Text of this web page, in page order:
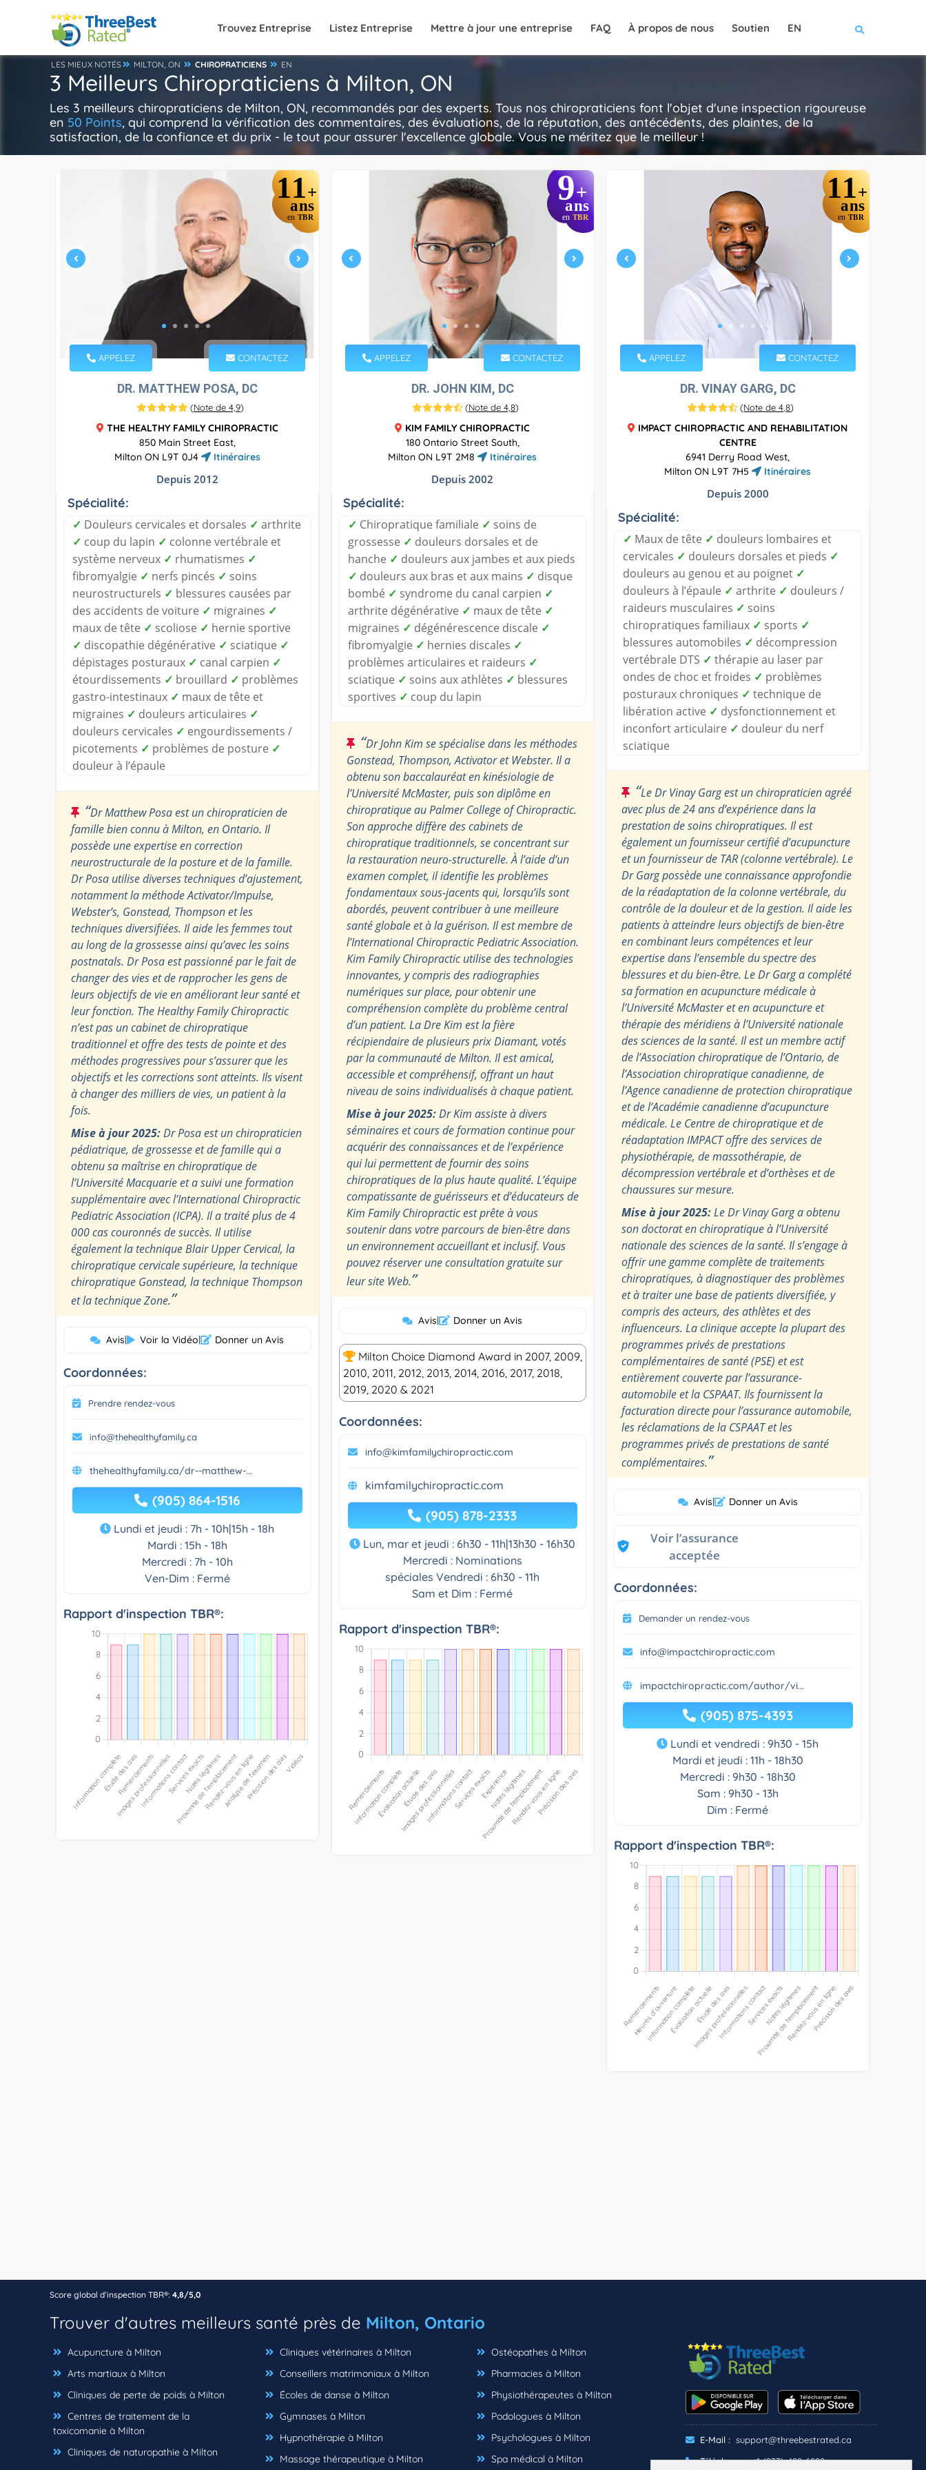
Trouvez Entreprise Listez Entreprise Mettre à jour une entreprise FAQ À propos de nous Soutien EN
LES MIEUX NOTÉS MILTON, ON CHIROPRATICIENS EN
3 Meilleurs Chiropraticiens à Milton, ON
Les 3 meilleurs chiropraticiens de Milton, ON, recommandés par des experts. Tous nos chiropraticiens font l'objet d'une inspection rigoureuse
en 50 Points, qui comprend la vérification des commentaires, des évaluations, de la réputation, des antécédents, des plaintes, de la
satisfaction, de la confiance et du prix - le tout pour assurer l'excellence globale. Vous ne méritez que le meilleur !
11+
ans
en TBR
APPELEZ CONTACTEZ
DR. MATTHEW POSA, DC
(Note de 4,9)
THE HEALTHY FAMILY CHIROPRACTIC
850 Main Street East,
Milton ON L9T 0J4
Itinéraires
Depuis 2012
Spécialité:
✓ Douleurs cervicales et dorsales ✓ arthrite
✓ coup du lapin ✓ colonne vertébrale et
système nerveux ✓ rhumatismes ✓
fibromyalgie ✓ nerfs pincés ✓ soins
neurostructurels ✓ blessures causées par
des accidents de voiture ✓ migraines ✓
maux de tête ✓ scoliose ✓ hernie sportive
✓ discopathie dégénérative ✓ sciatique ✓
dépistages posturaux ✓ canal carpien ✓
étourdissements ✓ brouillard ✓ problèmes
gastro-intestinaux ✓ maux de tête et
migraines ✓ douleurs articulaires ✓
douleurs cervicales ✓ engourdissements /
picotements ✓ problèmes de posture ✓
douleur à l’épaule
“Dr Matthew Posa est un chiropraticien de
famille bien connu à Milton, en Ontario. Il
possède une expertise en correction
neurostructurale de la posture et de la famille.
Dr Posa utilise diverses techniques d’ajustement,
notamment la méthode Activator/Impulse,
Webster’s, Gonstead, Thompson et les
techniques diversifiées. Il aide les femmes tout
au long de la grossesse ainsi qu’avec les soins
postnatals. Dr Posa est passionné par le fait de
changer des vies et de rapprocher les gens de
leurs objectifs de vie en améliorant leur santé et
leur fonction. The Healthy Family Chiropractic
n’est pas un cabinet de chiropratique
traditionnel et offre des tests de pointe et des
méthodes progressives pour s’assurer que les
objectifs et les corrections sont atteints. Ils visent
à changer des milliers de vies, un patient à la
fois.
Mise à jour 2025:Dr Posa est un chiropraticien
pédiatrique, de grossesse et de famille qui a
obtenu sa maîtrise en chiropratique de
l’Université Macquarie et a suivi une formation
supplémentaire avec l’International Chiropractic
Pediatric Association (ICPA). Il a traité plus de 4
000 cas couronnés de succès. Il utilise
également la technique Blair Upper Cervical, la
chiropratique cervicale supérieure, la technique
chiropratique Gonstead, la technique Thompson
et la technique Zone.”
Avis| Voir la Vidéo| Donner un Avis
Coordonnées:
Prendre rendez-vous
info@thehealthyfamily.ca
thehealthyfamily.ca/dr--matthew-...
(905) 864-1516
Lundi et jeudi : 7h - 10h|15h - 18h
Mardi : 15h - 18h
Mercredi : 7h - 10h
Ven-Dim : Fermé
Rapport d'inspection TBR®:
9+
ans
en TBR
APPELEZ CONTACTEZ
DR. JOHN KIM, DC
(Note de 4,8)
KIM FAMILY CHIROPRACTIC
180 Ontario Street South,
Milton ON L9T 2M8
Itinéraires
Depuis 2002
Spécialité:
✓ Chiropratique familiale ✓ soins de
grossesse ✓ douleurs dorsales et de
hanche ✓ douleurs aux jambes et aux pieds
✓ douleurs aux bras et aux mains ✓ disque
bombé ✓ syndrome du canal carpien ✓
arthrite dégénérative ✓ maux de tête ✓
migraines ✓ dégénérescence discale ✓
fibromyalgie ✓ hernies discales ✓
problèmes articulaires et raideurs ✓
sciatique ✓ soins aux athlètes ✓ blessures
sportives ✓ coup du lapin
“Dr John Kim se spécialise dans les méthodes
Gonstead, Thompson, Activator et Webster. Il a
obtenu son baccalauréat en kinésiologie de
l’Université McMaster, puis son diplôme en
chiropratique au Palmer College of Chiropractic.
Son approche diffère des cabinets de
chiropratique traditionnels, se concentrant sur
la restauration neuro-structurelle. À l’aide d’un
examen complet, il identifie les problèmes
fondamentaux sous-jacents qui, lorsqu’ils sont
abordés, peuvent contribuer à une meilleure
santé globale et à la guérison. Il est membre de
l’International Chiropractic Pediatric Association.
Kim Family Chiropractic utilise des technologies
innovantes, y compris des radiographies
numériques sur place, pour obtenir une
compréhension complète du problème central
d’un patient. La Dre Kim est la fière
récipiendaire de plusieurs prix Diamant, votés
par la communauté de Milton. Il est amical,
accessible et compréhensif, offrant un haut
niveau de soins individualisés à chaque patient.
Mise à jour 2025:Dr Kim assiste à divers
séminaires et cours de formation continue pour
acquérir des connaissances et de l’expérience
qui lui permettent de fournir des soins
chiropratiques de la plus haute qualité. L’équipe
compatissante de guérisseurs et d’éducateurs de
Kim Family Chiropractic est prête à vous
soutenir dans votre parcours de bien-être dans
un environnement accueillant et inclusif. Vous
pouvez réserver une consultation gratuite sur
leur site Web.”
Avis| Donner un Avis
Milton Choice Diamond Award in 2007, 2009,
2010, 2011, 2012, 2013, 2014, 2016, 2017, 2018,
2019, 2020 & 2021
Coordonnées:
info@kimfamilychiropractic.com
kimfamilychiropractic.com
(905) 878-2333
Lun, mar et jeudi : 6h30 - 11h|13h30 - 16h30
Mercredi : Nominations
spéciales Vendredi : 6h30 - 11h
Sam et Dim : Fermé
Rapport d'inspection TBR®:
11+
ans
en TBR
APPELEZ CONTACTEZ
DR. VINAY GARG, DC
(Note de 4,8)
IMPACT CHIROPRACTIC AND REHABILITATION
CENTRE
6941 Derry Road West,
Milton ON L9T 7H5
Itinéraires
Depuis 2000
Spécialité:
✓ Maux de tête ✓ douleurs lombaires et
cervicales ✓ douleurs dorsales et pieds ✓
douleurs au genou et au poignet ✓
douleurs à l’épaule ✓ arthrite ✓ douleurs /
raideurs musculaires ✓ soins
chiropratiques familiaux ✓ sports ✓
blessures automobiles ✓ décompression
vertébrale DTS ✓ thérapie au laser par
ondes de choc et froides ✓ problèmes
posturaux chroniques ✓ technique de
libération active ✓ dysfonctionnement et
inconfort articulaire ✓ douleur du nerf
sciatique
“Le Dr Vinay Garg est un chiropraticien agréé
avec plus de 24 ans d’expérience dans la
prestation de soins chiropratiques. Il est
également un fournisseur certifié d’acupuncture
et un fournisseur de TAR (colonne vertébrale). Le
Dr Garg possède une connaissance approfondie
de la réadaptation de la colonne vertébrale, du
contrôle de la douleur et de la gestion. Il aide les
patients à atteindre leurs objectifs de bien-être
en combinant leurs compétences et leur
expertise dans l’ensemble du spectre des
blessures et du bien-être. Le Dr Garg a complété
sa formation en acupuncture médicale à
l’Université McMaster et en acupuncture et
thérapie des méridiens à l’Université nationale
des sciences de la santé. Il est un membre actif
de l’Association chiropratique de l’Ontario, de
l’Association chiropratique canadienne, de
l’Agence canadienne de protection chiropratique
et de l’Académie canadienne d’acupuncture
médicale. Le Centre de chiropratique et de
réadaptation IMPACT offre des services de
physiothérapie, de massothérapie, de
décompression vertébrale et d’orthèses et de
chaussures sur mesure.
Mise à jour 2025:Le Dr Vinay Garg a obtenu
son doctorat en chiropratique à l’Université
nationale des sciences de la santé. Il s’engage à
offrir une gamme complète de traitements
chiropratiques, à diagnostiquer des problèmes
et à traiter une base de patients diversifiée, y
compris des acteurs, des athlètes et des
influenceurs. La clinique accepte la plupart des
programmes privés de prestations
complémentaires de santé (PSE) et est
entièrement couverte par l’assurance-
automobile et la CSPAAT. Ils fournissent la
facturation directe pour l’assurance automobile,
les réclamations de la CSPAAT et les
programmes privés de prestations de santé
complémentaires.”
Avis| Donner un Avis
Voir l’assurance
acceptée
Coordonnées:
Demander un rendez-vous
info@impactchiropractic.com
impactchiropractic.com/author/vi...
(905) 875-4393
Lundi et vendredi : 9h30 - 15h
Mardi et jeudi : 11h - 18h30
Mercredi : 9h30 - 18h30
Sam : 9h30 - 13h
Dim : Fermé
Rapport d'inspection TBR®:
Score global d’inspection TBR®: 4,8/5,0
Trouver d'autres meilleurs santé près de Milton, Ontario
Acupuncture à Milton
Arts martiaux à Milton
Cliniques de perte de poids à Milton
Centres de traitement de la
toxicomanie à Milton
Cliniques de naturopathie à Milton
Cliniques vétérinaires à Milton
Conseillers matrimoniaux à Milton
Écoles de danse à Milton
Gymnases à Milton
Hypnothérapie à Milton
Massage thérapeutique à Milton
Ostéopathes à Milton
Pharmacies à Milton
Physiothérapeutes à Milton
Podologues à Milton
Psychologues à Milton
Spa médical à Milton
E-Mail : support@threebestrated.ca
Téléphone : +1 (833)-488-6888